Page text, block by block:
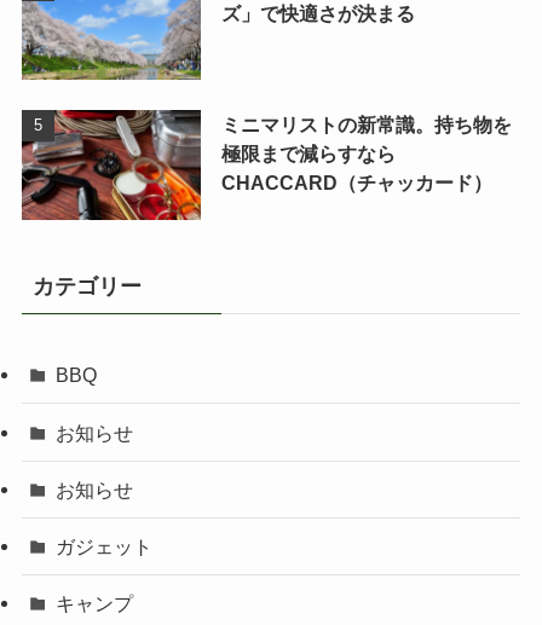
ズ」で快適さが決まる
ミニマリストの新常識。持ち物を
極限まで減らすなら
CHACCARD（チャッカード）
カテゴリー
BBQ
お知らせ
お知らせ
ガジェット
キャンプ